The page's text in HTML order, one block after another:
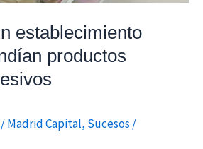
establecimiento
productos
/Madrid Capital, Sucesos /